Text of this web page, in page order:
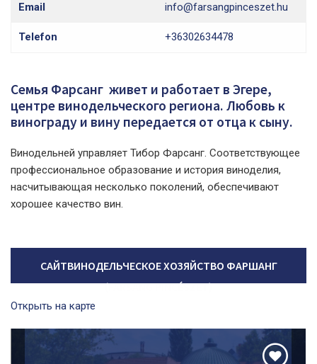
Email info@farsangpinceszet.hu
Telefon +36302634478
Семья Фарсанг живет и работает в Эгере,
центре винодельческого региона. Любовь к
винограду и вину передается от отца к сыну.
Винодельней управляет Тибор Фарсанг. Соответствующее
профессиональное образование и история виноделия,
насчитывающая несколько поколений, обеспечивают
хорошее качество вин.
САЙТВИНОДЕЛЬЧЕСКОЕ ХОЗЯЙСТВО ФАРШАНГ
(FARSANG PINCÉSZET)
Открыть на карте